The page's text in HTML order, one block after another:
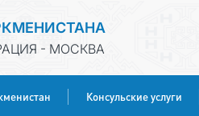
- МОСКВА
Консульские услуги